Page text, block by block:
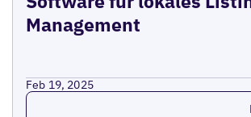
Management
Feb 19, 2025
Read more